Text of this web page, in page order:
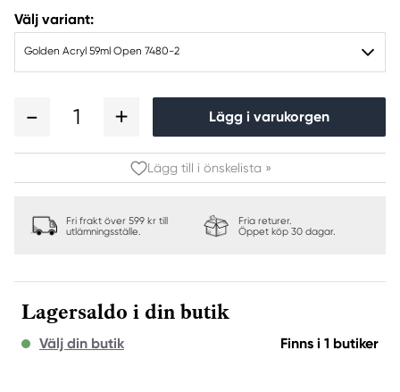
Välj variant:
Golden Acryl 59ml Open 7480-2
1 Lägg i varukorgen
Lägg till i önskelista »
Fri frakt över 599 kr till
utlämningsställe.
Fria returer.
Öppet köp 30 dagar.
Lagersaldo i din butik
Välj din butik Finns i 1 butiker